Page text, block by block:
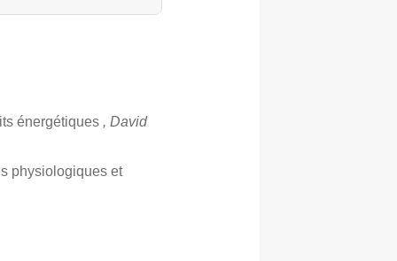
énergétiques , David
physiologiques et